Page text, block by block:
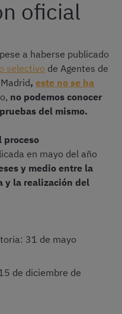
oficial
a haberse publicado
selectivo de Agentes de
, este no se ha
no podemos conocer
del mismo.
proceso
en mayo del año
y medio entre la
y la realización del
31 de mayo
de diciembre de